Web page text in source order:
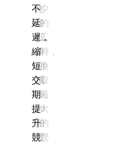
不
延
遲，
縮
短
交
期
提
升
競
本
降
低、
逾
期
減
少、
和
諧
度
少
的
工
時，
換
取
最
大
的
營